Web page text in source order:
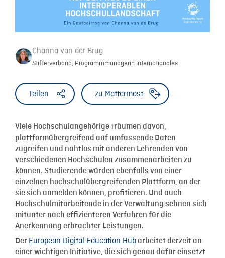
Channa van der Brug
Stifterverband, Programmmanagerin Internationales
Teilen zu Mattermost
Viele Hochschulangehörige träumen davon,
plattformübergreifend auf umfassende Daten
zugreifen und nahtlos mit anderen Lehrenden von
verschiedenen Hochschulen zusammenarbeiten zu
können. Studierende würden ebenfalls von einer
einzelnen hochschulübergreifenden Plattform, an der
sie sich anmelden können, profitieren. Und auch
Hochschulmitarbeitende in der Verwaltung sehnen sich
mitunter nach effizienteren Verfahren für die
Anerkennung erbrachter Leistungen.
DerEuropean Digital Education Hubarbeitet derzeit an
einer wichtigen Initiative, die sich genau dafür einsetzt